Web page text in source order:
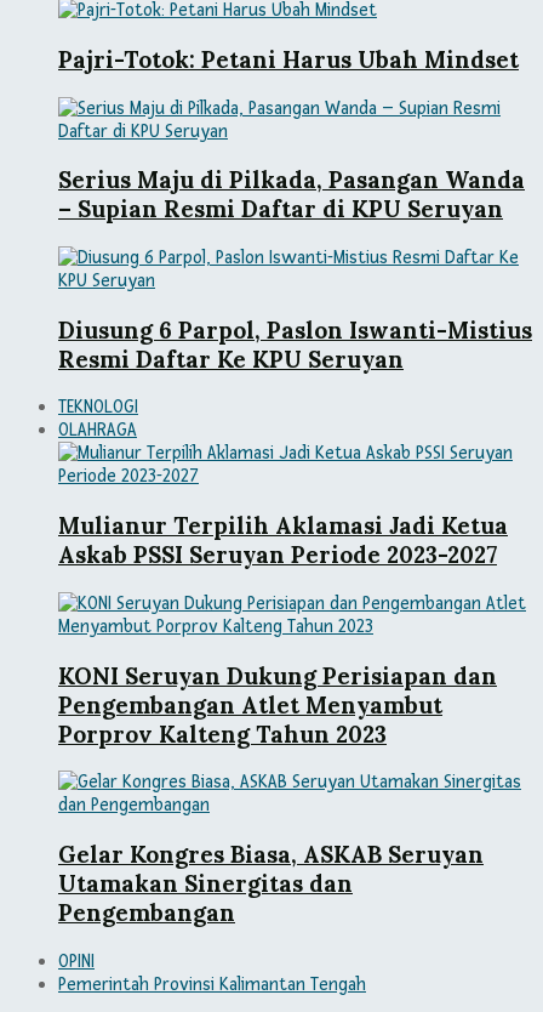
Pajri-Totok: Petani Harus Ubah Mindset
Serius Maju di Pilkada, Pasangan Wanda
– Supian Resmi Daftar di KPU Seruyan
Diusung 6 Parpol, Paslon Iswanti-Mistius
Resmi Daftar Ke KPU Seruyan
TEKNOLOGI
OLAHRAGA
Mulianur Terpilih Aklamasi Jadi Ketua
Askab PSSI Seruyan Periode 2023-2027
KONI Seruyan Dukung Perisiapan dan
Pengembangan Atlet Menyambut
Porprov Kalteng Tahun 2023
Gelar Kongres Biasa, ASKAB Seruyan
Utamakan Sinergitas dan
Pengembangan
OPINI
Pemerintah Provinsi Kalimantan Tengah